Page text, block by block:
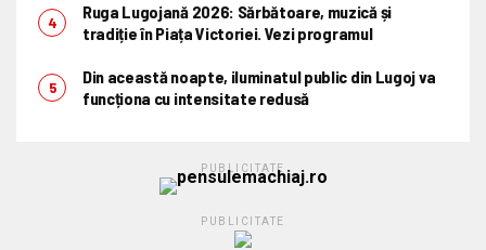
Ruga Lugojană 2026: Sărbătoare, muzică și
tradiție în Piața Victoriei. Vezi programul
Din această noapte, iluminatul public din Lugoj va
funcționa cu intensitate redusă
PUBLICITATE
PUBLICITATE